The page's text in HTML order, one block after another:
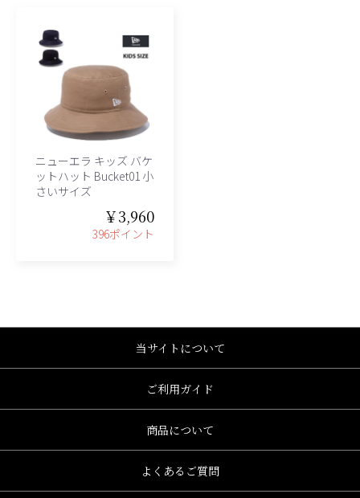
ニューエラ キッズ バケ
ットハット Bucket01 小
さいサイズ
￥3,960
396ポイント
当サイトについて
ご利用ガイド
商品について
よくあるご質問